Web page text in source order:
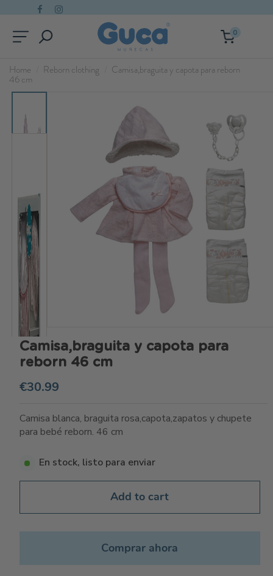
0
Home Reborn clothing Camisa,braguita y capota para reborn
46 cm
Camisa,braguita y capota para
reborn 46 cm
€30.99
Camisa blanca, braguita rosa,capota,zapatos y chupete
para bebé reborn. 46 cm
En stock, listo para enviar
Add to cart
Comprar ahora